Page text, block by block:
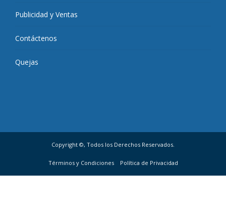
Publicidad y Ventas
Contáctenos
Quejas
Copyright ©, Todos los Derechos Reservados.
Términos y Condiciones Política de Privacidad